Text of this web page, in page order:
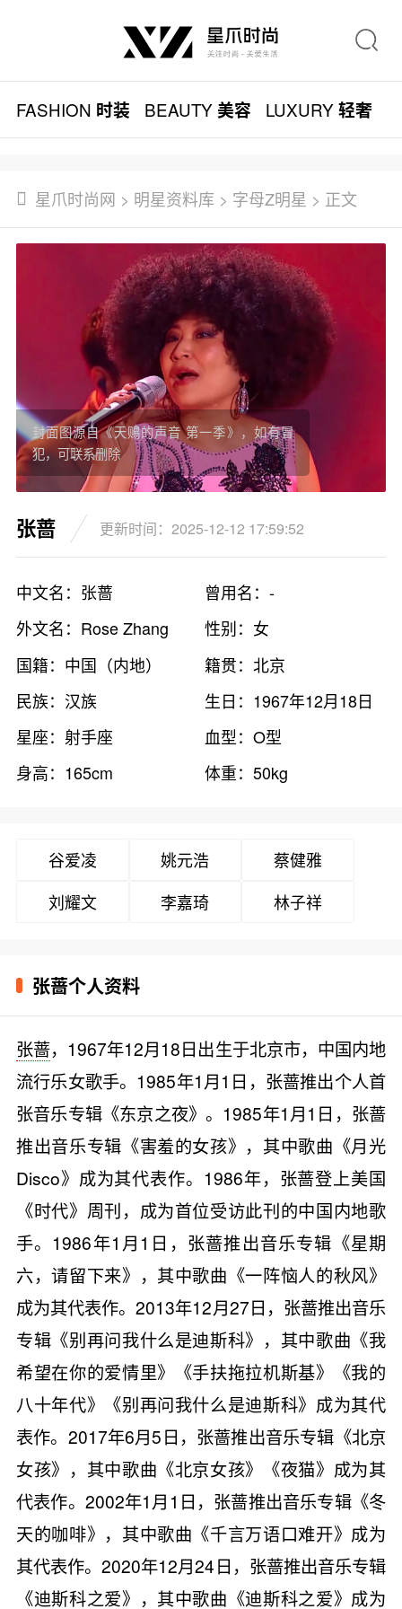
FASHION 时装 BEAUTY美容 LUXURY轻奢
星爪时尚网 > 明星资料库 > 字母Z明星 > 正文
封面图源自《天赐的声音 第一季》，如有冒
犯，可联系删除
张蔷 更新时间：2025-12-12 17:59:52
中文名：张蔷
曾用名：-
外文名：Rose Zhang
性别：女
国籍：中国（内地）
籍贯：北京
民族：汉族
生日：1967年12月18日
星座：射手座
血型：O型
身高：165cm
体重：50kg
谷爱凌 姚元浩
蔡健雅
刘耀文
李嘉琦 林子祥
张蔷个人资料
张蔷，1967年12月18日出生于北京市，中国内地
流行乐女歌手。1985年1月1日，张蔷推出个人首
张音乐专辑《东京之夜》。1985年1月1日，张蔷
推出音乐专辑《害羞的女孩》，其中歌曲《月光
Disco》成为其代表作。1986年，张蔷登上美国
《时代》周刊，成为首位受访此刊的中国内地歌
手。1986年1月1日，张蔷推出音乐专辑《星期
六，请留下来》，其中歌曲《一阵恼人的秋风》
成为其代表作。2013年12月27日，张蔷推出音乐
专辑《别再问我什么是迪斯科》，其中歌曲《我
希望在你的爱情里》《手扶拖拉机斯基》《我的
八十年代》《别再问我什么是迪斯科》成为其代
表作。2017年6月5日，张蔷推出音乐专辑《北京
女孩》，其中歌曲《北京女孩》《夜猫》成为其
代表作。2002年1月1日，张蔷推出音乐专辑《冬
天的咖啡》，其中歌曲《千言万语口难开》成为
其代表作。2020年12月24日，张蔷推出音乐专辑
《迪斯科之爱》，其中歌曲《迪斯科之爱》成为